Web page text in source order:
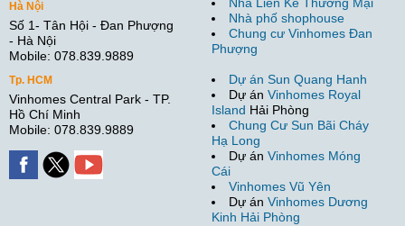
Hà Nội
Số 1- Tân Hội - Đan Phượng
- Hà Nội
Mobile: 078.839.9889
Tp. HCM
Vinhomes Central Park - TP.
Hồ Chí Minh
Mobile: 078.839.9889
Nhà Liền Kề Thương Mại
Nhà phố shophouse
Chung cư Vinhomes Đan
Phượng
Dự án Sun Quang Hanh
Dự án Vinhomes Royal
Island Hải Phòng
Chung Cư Sun Bãi Cháy
Hạ Long
Dự án Vinhomes Móng
Cái
Vinhomes Vũ Yên
Dự án Vinhomes Dương
Kinh Hải Phòng